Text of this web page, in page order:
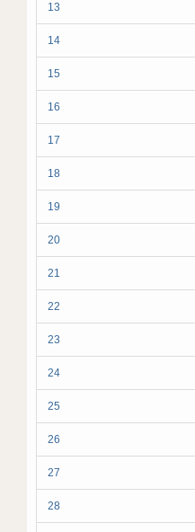
13
14
15
16
17
18
19
20
21
22
23
24
25
26
27
28